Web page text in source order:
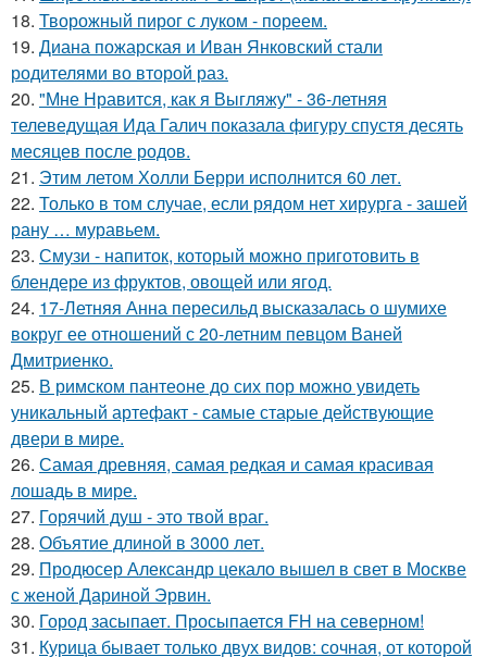
18. Творожный пирог с луком - пореем.
19. Диана пожарская и Иван Янковский стали
родителями во второй раз.
20. "Мне Нравится, как я Выгляжу" - 36-летняя
телеведущая Ида Галич показала фигуру спустя десять
месяцев после родов.
21. Этим летом Холли Берри исполнится 60 лет.
22. Только в том случае, если рядом нет хирурга - зашей
рану … муравьем.
23. Смузи - напиток, который можно приготовить в
блендере из фруктов, овощей или ягод.
24. 17-Летняя Анна пересильд высказалась о шумихе
вокруг ее отношений с 20-летним певцом Ваней
Дмитриенко.
25. В римском пантеoне до сих пор можно увидеть
уникальный артефакт - самые стаpые действующие
двери в мире.
26. Самая древняя, самая редкая и самая красивая
лошадь в мире.
27. Горячий душ - это твой враг.
28. Объятие длиной в 3000 лет.
29. Продюсер Александр цекало вышел в свет в Москве
с женой Дариной Эрвин.
30. Город засыпает. Просыпается FH на северном!
31. Курица бывает только двух видов: сочная, от которой